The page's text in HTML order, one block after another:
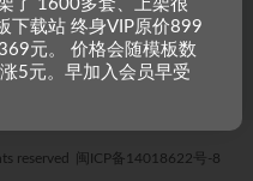
reserved 闽ICP备14018622号-8
了 1600多套、上架很
下载站 终身VIP原价899
元。 价格会随模板数
5元。早加入会员早受